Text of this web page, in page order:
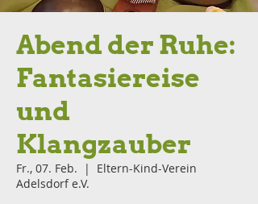
Abend der Ruhe:
Fantasiereise
und
Klangzauber
Fr., 07. Feb.
  |
Eltern-Kind-Verein
Adelsdorf e.V.